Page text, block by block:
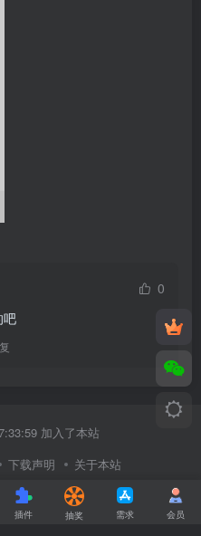
0
吧
加入了本站
06 17:22:35 加入了本站
加入了本站
加入了本站
下载声明 关于本站
iPAPARK.COM
号-1号
插件 抽奖 需求 会员